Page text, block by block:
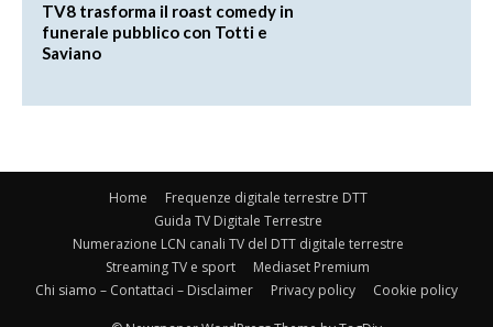
TV8 trasforma il roast comedy in
funerale pubblico con Totti e
Saviano
Home
Frequenze digitale terrestre DTT
Guida TV Digitale Terrestre
Numerazione LCN canali TV del DTT digitale terrestre
Streaming TV e sport
Mediaset Premium
Chi siamo – Contattaci – Disclaimer
Privacy policy Cookie policy